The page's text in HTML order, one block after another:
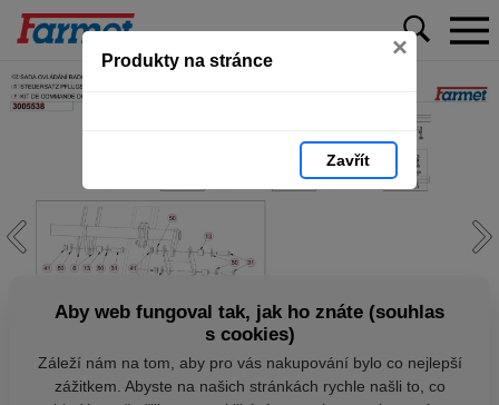
Produkty na stránce ×
Zavřít
Aby web fungoval tak, jak ho znáte (souhlas
s cookies)
Záleží nám na tom, aby pro vás nakupování bylo co nejlepší
zážitkem. Abyste na našich stránkách rychle našli to, co